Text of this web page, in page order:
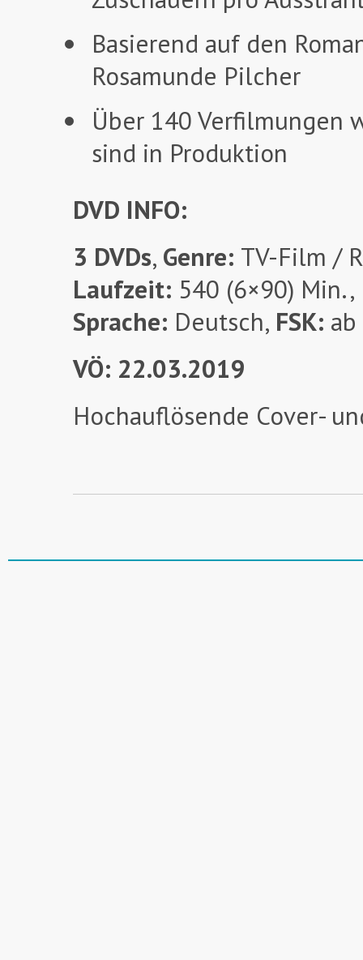
Basierend auf den
Rosamunde Pilcher
Über 140 Verfilmungen
sind in Produktion
DVD INFO:
3 DVDs, Genre: TV-Film /
Laufzeit: 540 (6×90) Min.,
Sprache: Deutsch, FSK:
VÖ: 22.03.2019
Hochauflösende Cover-